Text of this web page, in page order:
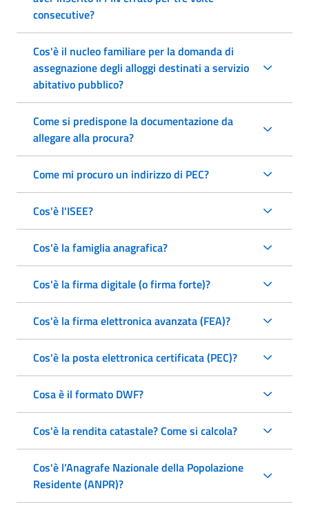
consecutive?
Cos'è il nucleo familiare per la domanda di
assegnazione degli alloggi destinati a servizio
abitativo pubblico?
Come si predispone la documentazione da
allegare alla procura?
Come mi procuro un indirizzo di PEC?
Cos'è l'ISEE?
Cos'è la famiglia anagrafica?
Cos'è la firma digitale (o firma forte)?
Cos'è la firma elettronica avanzata (FEA)?
Cos'è la posta elettronica certificata (PEC)?
Cosa è il formato DWF?
Cos'è la rendita catastale? Come si calcola?
Cos'è l’Anagrafe Nazionale della Popolazione
Residente (ANPR)?